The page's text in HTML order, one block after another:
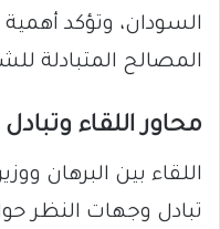
السودان، وتؤكد
المصالح المتبادلة
محاور اللقاء
اللقاء بين البرهان
تبادل وجهات النظر